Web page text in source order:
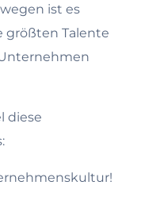
ist es
größten Talente
diese